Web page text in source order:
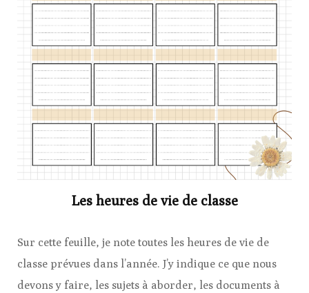
Les heures de vie de classe
Sur cette feuille, je note toutes les heures de vie de
classe prévues dans l’année. J’y indique ce que nous
devons y faire, les sujets à aborder, les documents à